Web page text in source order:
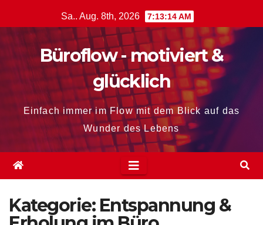
Inhalt
springen
Sa.. Aug. 8th, 2026 7:13:16 AM
Büroflow - motiviert &
glücklich
Einfach immer im Flow mit dem Blick auf das
Wunder des Lebens
Kategorie: Entspannung &